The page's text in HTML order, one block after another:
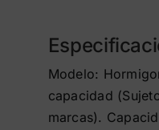
Modelo:
capacidad
marcas).